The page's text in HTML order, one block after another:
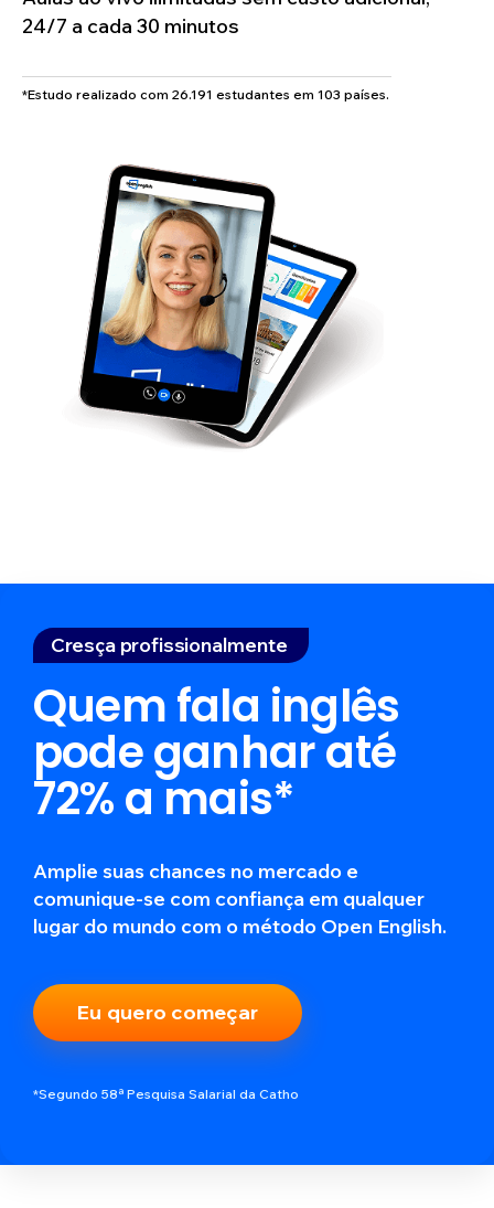
24/7 a cada 30 minutos
*Estudo realizado com 26.191 estudantes em 103 países.
Cresça profissionalmente
Quem fala inglês
pode ganhar até
72% a mais*
Amplie suas chances no mercado e
comunique-se com confiança em qualquer
lugar do mundo com o método Open English.
Eu quero começar
*Segundo 58ª Pesquisa Salarial da Catho